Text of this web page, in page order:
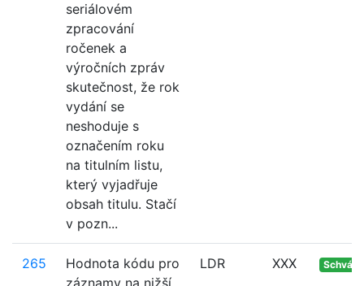
seriálovém
zpracování
ročenek a
výročních zpráv
skutečnost, že rok
vydání se
neshoduje s
označením roku
na titulním listu,
který vyjadřuje
obsah titulu. Stačí
v pozn...
265
Hodnota kódu pro
záznamy na nižší
LDR XXX